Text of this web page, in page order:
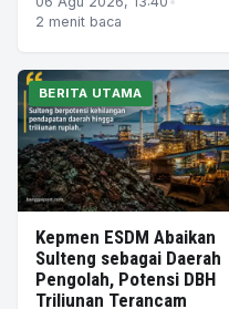
2 menit baca
BERITA UTAMA
Kepmen ESDM Abaikan
Sulteng sebagai Daerah
Pengolah, Potensi DBH
Triliunan Terancam